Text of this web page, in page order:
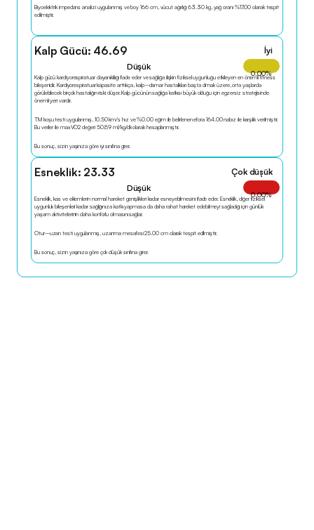
Biyoelektrik impedans analizi uygulanmış ve boy 166 cm, vücut ağırlığı 63.30 kg, yağ oranı %17.00 olarak tespit
edilmiştir.
Kalp Gücü: 46.69
İyi
Düşük
0.00%
Kalp gücü kardiyorespiratuar dayanıklılığı ifade eder ve sağlığa ilişkin fiziksel uygunluğu etkileyen en önemli fitness
bileşenidir. Kardiyorespiratuar kapasite arttıkça, kalp–damar hastalıkları başta olmak üzere, orta yaşlarda
görülebilecek birçok hastalığın riski düşer. Kalp gücünün sağlığa katkısı büyük olduğu için egzersiz stratejisinde
önemli yeri vardır.
TM koşu testi uygulanmış, 10.50 km/s hız ve %0.00 eğim ile belirlenen efora 164.00 nabız ile karşılık verilmiştir.
Bu veriler ile maxVO2 değeri 50.89 ml/kg/dk olarak hesaplanmıştır.
Bu sonuç, sizin yaşınıza göre iyi sınıfına girer.
Esneklik: 23.33
Çok düşük
Düşük
0.00%
Esneklik, kas ve eklemlerin normal hareket genişlikleri kadar esneyebilmesini ifade eder. Esneklik, diğer fiziksel
uygunluk bileşenleri kadar sağlığınıza katkı yapmasa da daha rahat hareket edebilmeyi sağladığı için günlük
yaşam aktivitelerinin daha konforlu olmasını sağlar.
Otur–uzan testi uygulanmış, uzanma mesafesi 25.00 cm olarak tespit edilmiştir.
Bu sonuç, sizin yaşınıza göre çok düşük sınıfına girer.